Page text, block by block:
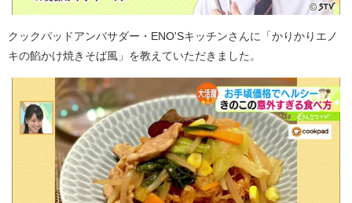
クックパッドアンバサダー・ENO'Sキッチンさんに「かりかりエノ
キの餡かけ焼きそば風」を教えていただきました。